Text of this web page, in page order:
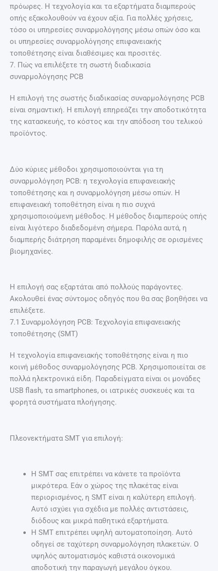
πρόωρες. Η τεχνολογία και τα εξαρτήματα διαμπερούς
οπής εξακολουθούν να έχουν αξία. Για πολλές χρήσεις,
τόσο οι υπηρεσίες συναρμολόγησης μέσω οπών όσο και
οι υπηρεσίες συναρμολόγησης επιφανειακής
τοποθέτησης είναι διαθέσιμες και προσιτές.
7. Πώς να επιλέξετε τη σωστή διαδικασία
συναρμολόγησης PCB
Η επιλογή της σωστής διαδικασίας συναρμολόγησης PCB
είναι σημαντική. Η επιλογή επηρεάζει την αποδοτικότητα
της κατασκευής, το κόστος και την απόδοση του τελικού
προϊόντος.
Δύο κύριες μέθοδοι χρησιμοποιούνται για τη
συναρμολόγηση PCB: η τεχνολογία επιφανειακής
τοποθέτησης και η συναρμολόγηση μέσω οπών. Η
επιφανειακή τοποθέτηση είναι η πιο συχνά
χρησιμοποιούμενη μέθοδος. Η μέθοδος διαμπερούς οπής
είναι λιγότερο διαδεδομένη σήμερα. Παρόλα αυτά, η
διαμπερής διάτρηση παραμένει δημοφιλής σε ορισμένες
βιομηχανίες.
Η επιλογή σας εξαρτάται από πολλούς παράγοντες.
Ακολουθεί ένας σύντομος οδηγός που θα σας βοηθήσει να
επιλέξετε.
7.1 Συναρμολόγηση PCB: Τεχνολογία επιφανειακής
τοποθέτησης (SMT)
Η τεχνολογία επιφανειακής τοποθέτησης είναι η πιο
κοινή μέθοδος συναρμολόγησης PCB. Χρησιμοποιείται σε
πολλά ηλεκτρονικά είδη. Παραδείγματα είναι οι μονάδες
USB flash, τα smartphones, οι ιατρικές συσκευές και τα
φορητά συστήματα πλοήγησης.
Πλεονεκτήματα SMT για επιλογή:
Η SMT σας επιτρέπει να κάνετε τα προϊόντα
μικρότερα. Εάν ο χώρος της πλακέτας είναι
περιορισμένος, η SMT είναι η καλύτερη επιλογή.
Αυτό ισχύει για σχέδια με πολλές αντιστάσεις,
διόδους και μικρά παθητικά εξαρτήματα.
Η SMT επιτρέπει υψηλή αυτοματοποίηση. Αυτό
οδηγεί σε ταχύτερη συναρμολόγηση πλακετών. Ο
υψηλός αυτοματισμός καθιστά οικονομικά
αποδοτική την παραγωγή μεγάλου όγκου.